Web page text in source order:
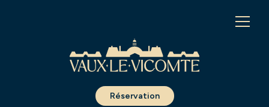
Réservation